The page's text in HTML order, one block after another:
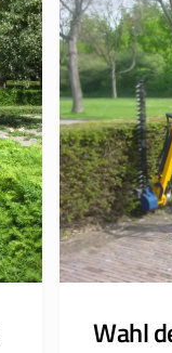
Wahl